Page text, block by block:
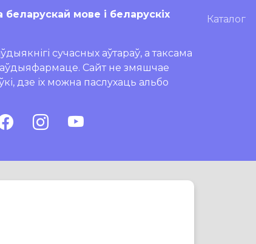
беларускай мове і беларускіх
сучасных аўтараў, а таксама
аўдыяфармаце. Сайт не змяшчае
дзе іх можна паслухаць альбо
Каталог